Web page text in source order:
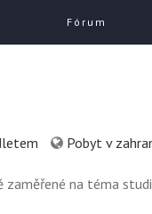
Fórum
Pobyt v
na téma